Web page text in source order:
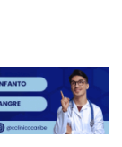
de la